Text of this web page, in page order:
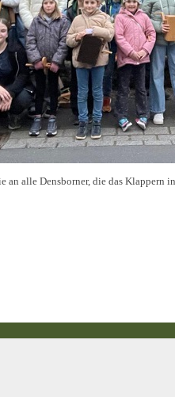
an alle Densborner, die das Klappern